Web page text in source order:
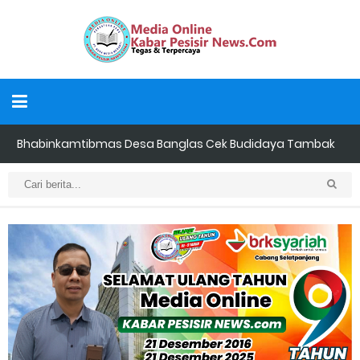
Bhabinkamtibmas Desa Banglas Cek Budidaya Tambak
Udang Warga, Diperkirakan 60.000 Ekor
Tiga Orang Putra Terbaik Desa Alah air Maju Bacalon Kades
Alah air Kecamatan Tebing tinggi Berjalan lancar
LAMR Kepulauan Meranti dan Bawaslu Bakal Laksanakan Kerja
Sama Menyambut Pemilu 2029